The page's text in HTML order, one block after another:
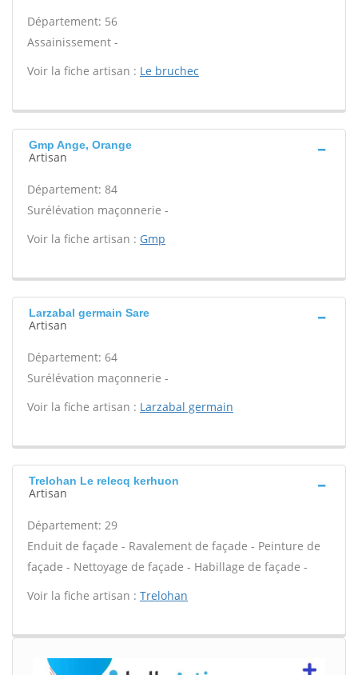
Département: 56
Assainissement -
Voir la fiche artisan : Le bruchec
Gmp Ange, Orange
Artisan
Département: 84
Surélévation maçonnerie -
Voir la fiche artisan : Gmp
Larzabal germain Sare
Artisan
Département: 64
Surélévation maçonnerie -
Voir la fiche artisan : Larzabal germain
Trelohan Le relecq kerhuon
Artisan
Département: 29
Enduit de façade - Ravalement de façade - Peinture de
façade - Nettoyage de façade - Habillage de façade -
Voir la fiche artisan : Trelohan